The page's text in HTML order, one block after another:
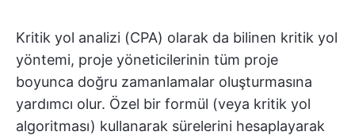
Kritik yol analizi (CPA) olarak da bilinen kritik yol
yöntemi, proje yöneticilerinin tüm proje
boyunca doğru zamanlamalar oluşturmasına
yardımcı olur. Özel bir formül (veya kritik yol
algoritması) kullanarak sürelerini hesaplayarak